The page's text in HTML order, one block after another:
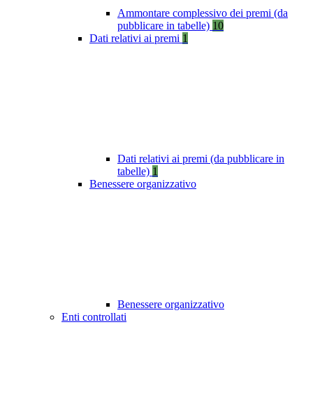
Ammontare complessivo dei premi (da
pubblicare in tabelle) 10
Dati relativi ai premi 1
Dati relativi ai premi (da pubblicare in
tabelle) 1
Benessere organizzativo
Benessere organizzativo
Enti controllati